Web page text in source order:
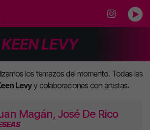
KEEN LEVY
los temazos del momento. Todas las
Levyy colaboraciones con artistas.
Magán, José De Rico